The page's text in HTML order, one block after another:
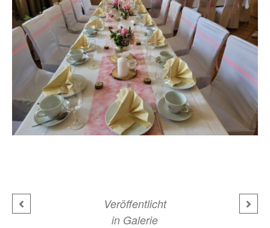
Veröffentlicht
in Galerie